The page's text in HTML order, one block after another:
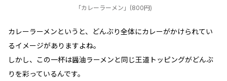
「カレーラーメン」(800円)
カレーラーメンというと、どんぶり全体にカレーがかけられてい
るイメージがありますよね。
しかし、この一杯は醤油ラーメンと同じ王道トッピングがどんぶ
りを彩っているんです。